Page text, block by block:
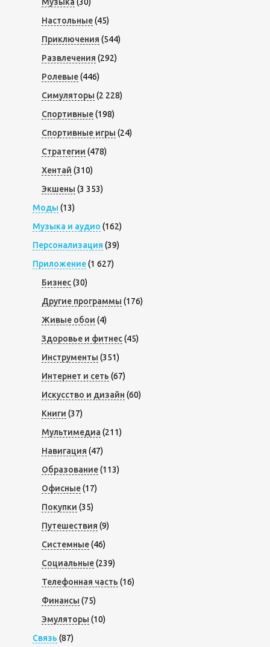
Настольные(45)
Приключения (544)
Развлечения (292)
Ролевые(446)
Симуляторы (2 228)
Спортивные(198)
Спортивные игры (24)
Стратегии (478)
Хентай (310)
Экшены (3 353)
Моды (13)
Музыка и аудио (162)
Персонализация (39)
Приложение(1 627)
Бизнес(30)
Другие программы (176)
Живые обои (4)
Здоровье и фитнес(45)
Инструменты (351)
Интернет и сеть (67)
Искусство и дизайн (60)
Книги (37)
Мультимедиа (211)
Навигация (47)
Образование(113)
Офисные(17)
Покупки (35)
Путешествия (9)
Системные(46)
Социальные(239)
Телефонная часть (16)
Финансы (75)
Эмуляторы (10)
Связь (87)